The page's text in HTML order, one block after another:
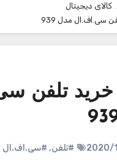
کالای دیجیتال
سی.اف.ال مدل 939
تلفن
2020/ #تلفن, #سی.اف.ال